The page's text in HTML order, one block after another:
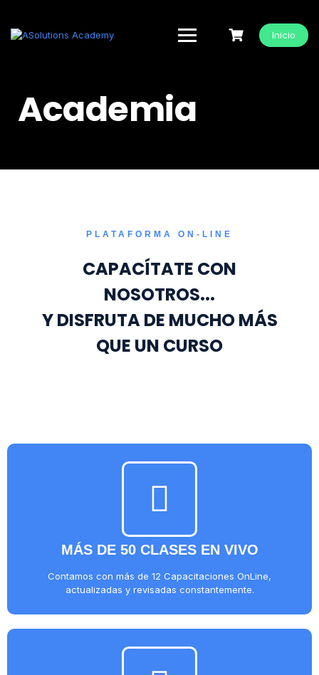
Inicio
Academia
PLATAFORMA ON-LINE
CAPACÍTATE CON
NOSOTROS...
Y DISFRUTA DE MUCHO MÁS
QUE UN CURSO
MÁS DE 50 CLASES EN VIVO
Contamos con más de 12 Capacitaciones OnLine,
actualizadas y revisadas constantemente.